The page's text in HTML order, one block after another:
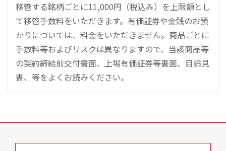
移管する銘柄ごとに11,000円（税込み）を上限額とし
て移管手数料をいただきます。有価証券や金銭のお預
かりについては、料金をいただきません。商品ごとに
手数料等およびリスクは異なりますので、当該商品等
の契約締結前交付書面、上場有価証券等書面、目論見
書、等をよくお読みください。
こ